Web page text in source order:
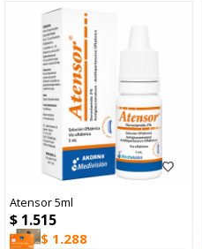
Atensor 5ml
$ 1.515
$ 1.288